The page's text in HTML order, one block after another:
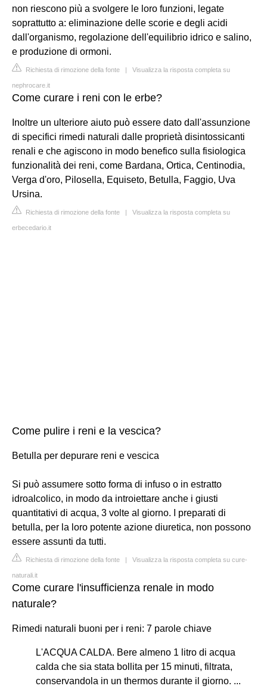
non riescono più a svolgere le loro funzioni, legate
soprattutto a: eliminazione delle scorie e degli acidi
dall'organismo, regolazione dell'equilibrio idrico e salino,
e produzione di ormoni.
Richiesta di rimozione della fonte | Visualizza la risposta completa su
nephrocare.it
Come curare i reni con le erbe?
Inoltre un ulteriore aiuto può essere dato dall'assunzione
di specifici rimedi naturali dalle proprietà disintossicanti
renali e che agiscono in modo benefico sulla fisiologica
funzionalità dei reni, come Bardana, Ortica, Centinodia,
Verga d'oro, Pilosella, Equiseto, Betulla, Faggio, Uva
Ursina.
Richiesta di rimozione della fonte | Visualizza la risposta completa su
erbecedario.it
Come pulire i reni e la vescica?
Betulla per depurare reni e vescica
Si può assumere sotto forma di infuso o in estratto
idroalcolico, in modo da introiettare anche i giusti
quantitativi di acqua, 3 volte al giorno. I preparati di
betulla, per la loro potente azione diuretica, non possono
essere assunti da tutti.
Richiesta di rimozione della fonte | Visualizza la risposta completa su cure-
naturali.it
Come curare l'insufficienza renale in modo
naturale?
Rimedi naturali buoni per i reni: 7 parole chiave
L'ACQUA CALDA. Bere almeno 1 litro di acqua
calda che sia stata bollita per 15 minuti, filtrata,
conservandola in un thermos durante il giorno. ...